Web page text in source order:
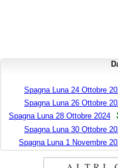
Spagna Luna 24 Ottobre
Spagna Luna 26 Ottobre
Spagna Luna 28 Ottobre 2024
Spagna Luna 30 Ottobre
Spagna Luna 1 Novembre